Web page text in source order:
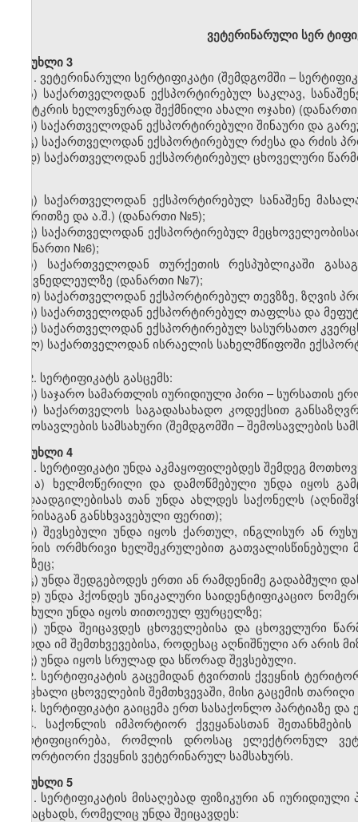
ვეტერინარული სერტ
მუხლი 3
1. ვეტერინარული სერტიფიკატი (შემდგომში –
ა) საქართველოდან ექსპორტირებულ საკლავ,
(ფუტკრის ხელოვნურად შექმნილი ახალი ოჯახი)
ბ) საქართველოდან ექსპორტირებული შინაური და
გ) საქართველოდან ექსპორტირებულ რძესა და რძის
დ) საქართველოდან ექსპორტირებულ ცხოველური
ე) საქართველოდან ექსპორტირებულ სანაშენე
ქვირითზე და ა.შ.) (დანართი №5);
ვ) საქართველოდან ექსპორტირებულ
(დანართი №6);
ზ) საქართველოდან თურქეთის რესპუბლიკაში
ტყავნედლეულზე (დანართი №7);
თ) საქართველოდან ექსპორტირებულ თევზზე, ზღვის
ი) საქართველოდან ექსპორტირებულ თაფლსა და
კ) საქართველოდან ექსპორტირებულ სასურსათო
ლ) საქართველოდან ისრაელის სახელმწიფოში
2. სერტიფიკატს გასცემს:
ა) საჯარო სამართლის იურიდიული პირი – სურსათის
ბ) საქართველოს საგადასახადო კოდექსით
შემოსავლების სამსახური (შემდგომში – შემოსავლების
მუხლი 4
1. სერტიფიკატი უნდა აკმაყოფილებდეს შემდეგ
ა) ხელმოწერილი და დამოწმებული უნდა იყოს
გადაადგილებისას თან უნდა ახლდეს საქონელს
ფერისაგან განსხვავებული ფერით);
ბ) შევსებული უნდა იყოს ქართულ, ინგლისურ ან
შორის ორმხრივი ხელშეკრულებით გათვალისწინებული
ენაზეც;
გ) უნდა შედგებოდეს ერთი ან რამდენიმე გადაბმული
დ) უნდა ჰქონდეს უნიკალური საიდენტიფიკაციო
ასახული უნდა იყოს თითოეულ ფურცელზე;
ე) უნდა შეიცავდეს ცხოველებისა და ცხოველური
გარდა იმ შემთხვევებისა, როდესაც აღნიშნული არ
ვ) უნდა იყოს სრულად და სწორად შევსებული.
2. სერტიფიკატის გაცემიდან ტვირთის ქვეყნის
ცოცხალი ცხოველების შემთხვევაში, მისი გაცემის
3. სერტიფიკატი გაიცემა ერთ სასაქონლო პარტიაზე და
4. საქონლის იმპორტიორ ქვეყანასთან
სერტიფიცირება, რომლის დროსაც ელექტრონულ
იმპორტიორი ქვეყნის ვეტერინარულ სამსახურს.
მუხლი 5
1. სერტიფიკატის მისაღებად ფიზიკური ან
განაცხადს, რომელიც უნდა შეიცავდეს: